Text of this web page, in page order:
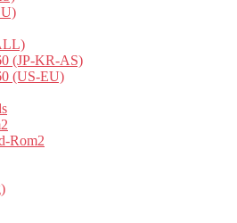
(JP-KR-AS)
(US-EU)
Rom2